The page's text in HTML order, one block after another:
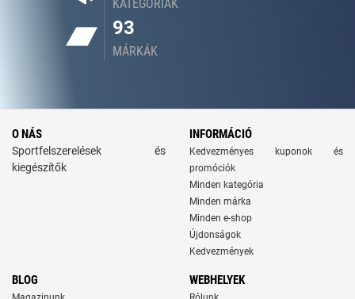
KATEGÓRIÁK
93
MÁRKÁK
O NÁS
Sportfelszerelések és
kiegészítők
INFORMÁCIÓ
Kedvezményes kuponok és
promóciók
Minden kategória
Minden márka
Minden e-shop
Újdonságok
Kedvezmények
BLOG WEBHELYEK